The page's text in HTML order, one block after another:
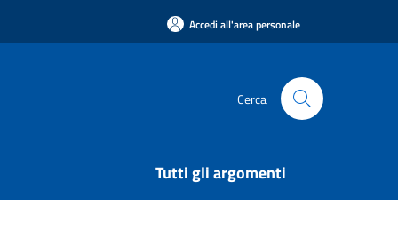
Accedi all'area personale
Cerca
Tutti gli argomenti